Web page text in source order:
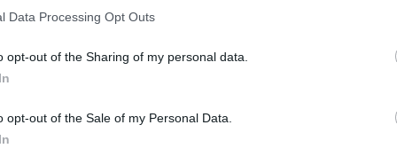
Data Processing Opt Outs
opt-out of the Sharing of my personal data.
opt-out of the Sale of my Personal Data.
Primaria.